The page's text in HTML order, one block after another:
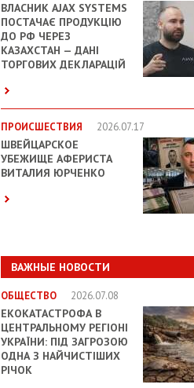
ВЛАСНИК AJAX SYSTEMS
ПОСТАЧАЄ ПРОДУКЦІЮ
ДО РФ ЧЕРЕЗ
КАЗАХСТАН — ДАНІ
ТОРГОВИХ ДЕКЛАРАЦІЙ
ПРОИСШЕСТВИЯ 2026.07.17
ШВЕЙЦАРСКОЕ
УБЕЖИЩЕ АФЕРИСТА
ВИТАЛИЯ ЮРЧЕНКО
ВАЖНЫЕ НОВОСТИ
ОБЩЕСТВО 2026.07.08
ЕКОКАТАСТРОФА В
ЦЕНТРАЛЬНОМУ РЕГІОНІ
УКРАЇНИ: ПІД ЗАГРОЗОЮ
ОДНА З НАЙЧИСТІШИХ
РІЧОК